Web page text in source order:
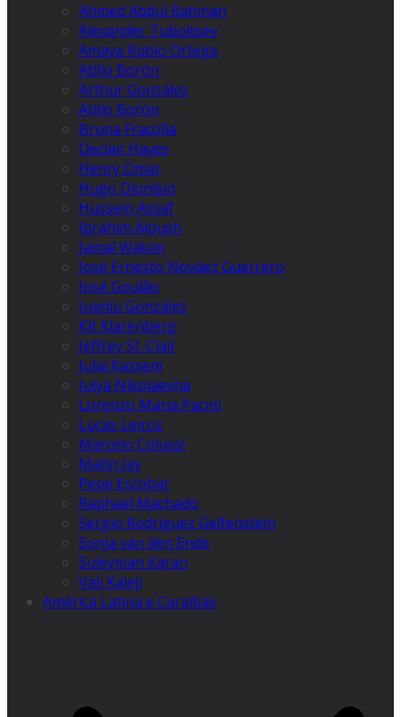
Ahmed Abdul Rahman
Alexander Tuboltsev
Amaya Rubio Ortega
Atilio Borón
Arthur González
Atilio Borón
Bruna Fracolla
Declan Hayes
Henry Omar
Hugo Dionísio
Hussein Assaf
Ibrahim Aloush
Jamal Wakim
José Ernesto Nováez Guerrero
José Goulão
Juanlu González
Kit Klarenberg
Jeffrey St. Clair
Julia Kassem
Julya Nikolaevna
Lorenzo Maria Pacini
Lucas Leiroz
Marcelo Colussi
Matin Jay
Pepe Escobar
Raphael Machado
Sergio Rodríguez Gelfenstein
Sonja van den Ende
Suleyman Karan
Vali Kaleji
América Latina e Caraíbas